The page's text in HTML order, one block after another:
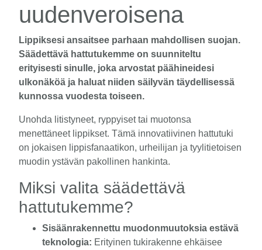
uudenveroisena
Lippiksesi ansaitsee parhaan mahdollisen suojan.
Säädettävä hattutukemme on suunniteltu
erityisesti sinulle, joka arvostat päähineidesi
ulkonäköä ja haluat niiden säilyvän täydellisessä
kunnossa vuodesta toiseen.
Unohda litistyneet, ryppyiset tai muotonsa
menettäneet lippikset. Tämä innovatiivinen hattutuki
on jokaisen lippisfanaatikon, urheilijan ja tyylitietoisen
muodin ystävän pakollinen hankinta.
Miksi valita säädettävä
hattutukemme?
Sisäänrakennettu muodonmuutoksia estävä
teknologia: Erityinen tukirakenne ehkäisee